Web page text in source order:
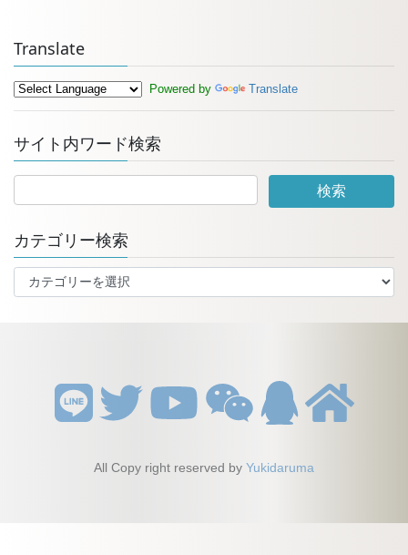
Translate
Powered by Translate
サイト内ワード検索
カテゴリー検索
テ
All Copy right reserved by Yukidaruma